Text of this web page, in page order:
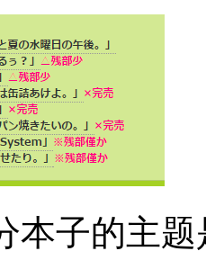
本子的主